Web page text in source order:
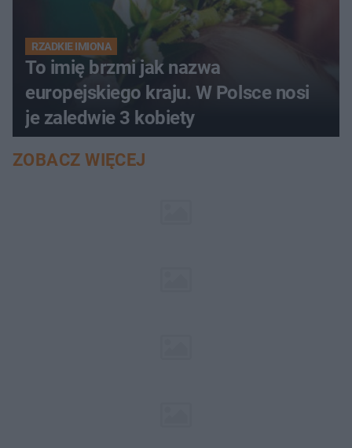
RZADKIE IMIONA
To imię brzmi jak nazwa
europejskiego kraju. W Polsce nosi
je zaledwie 3 kobiety
ZOBACZ WIĘCEJ